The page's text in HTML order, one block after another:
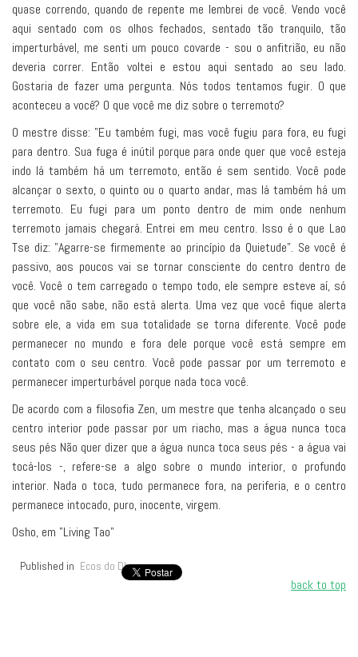
quase correndo, quando de repente me lembrei de você. Vendo você
aqui sentado com os olhos fechados, sentado tão tranquilo, tão
imperturbável, me senti um pouco covarde - sou o anfitrião, eu não
deveria correr. Então voltei e estou aqui sentado ao seu lado.
Gostaria de fazer uma pergunta. Nós todos tentamos fugir. O que
aconteceu a você? O que você me diz sobre o terremoto?
O mestre disse: "Eu também fugi, mas você fugiu para fora, eu fugi
para dentro. Sua fuga é inútil porque para onde quer que você esteja
indo lá também há um terremoto, então é sem sentido. Você pode
alcançar o sexto, o quinto ou o quarto andar, mas lá também há um
terremoto. Eu fugi para um ponto dentro de mim onde nenhum
terremoto jamais chegará. Entrei em meu centro. Isso é o que Lao
Tse diz: "Agarre-se firmemente ao princípio da Quietude". Se você é
passivo, aos poucos vai se tornar consciente do centro dentro de
você. Você o tem carregado o tempo todo, ele sempre esteve aí, só
que você não sabe, não está alerta. Uma vez que você fique alerta
sobre ele, a vida em sua totalidade se torna diferente. Você pode
permanecer no mundo e fora dele porque você está sempre em
contato com o seu centro. Você pode passar por um terremoto e
permanecer imperturbável porque nada toca você.
De acordo com a filosofia Zen, um mestre que tenha alcançado o seu
centro interior pode passar por um riacho, mas a água nunca toca
seus pés Não quer dizer que a água nunca toca seus pés - a água vai
tocá-los -, refere-se a algo sobre o mundo interior, o profundo
interior. Nada o toca, tudo permanece fora, na periferia, e o centro
permanece intocado, puro, inocente, virgem.
Osho, em "Living Tao"
Published in Ecos do Dharma
back to top